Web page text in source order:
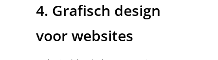
4. Grafisch design
voor websites